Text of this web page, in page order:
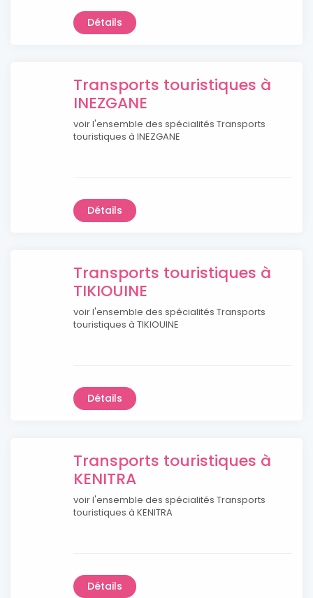
Détails
Transports touristiques à
INEZGANE
voir l'ensemble des spécialités Transports
touristiques à INEZGANE
Détails
Transports touristiques à
TIKIOUINE
voir l'ensemble des spécialités Transports
touristiques à TIKIOUINE
Détails
Transports touristiques à
KENITRA
voir l'ensemble des spécialités Transports
touristiques à KENITRA
Détails